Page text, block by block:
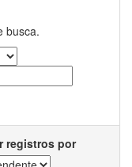
busca.
registros por